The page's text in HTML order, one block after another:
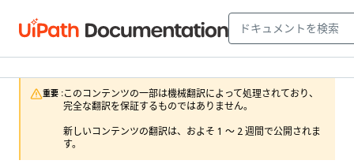
重要 :このコンテンツの一部は機械翻訳によって処理されており、
完全な翻訳を保証するものではありません。
新しいコンテンツの翻訳は、およそ 1 ～ 2 週間で公開されま
す。